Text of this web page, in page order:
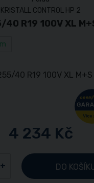
KRISTALL CONTROL HP 2
40 R19 100V XL
4 234 Kč
+ DO